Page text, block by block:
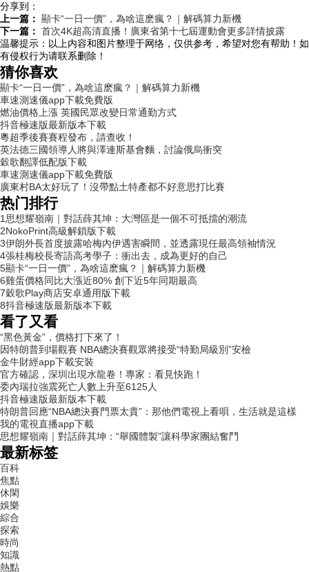
分享到：
上一篇： 顯卡“一日一價”，為啥這麽瘋？｜解碼算力新機
下一篇： 首次4K超高清直播！廣東省第十七屆運動會更多詳情披露
温馨提示： 以上内容和图片整理于网络，仅供参考，希望对您有帮助！如
有侵权行为请联系删除！
猜你喜欢
顯卡“一日一價”，為啥這麽瘋？｜解碼算力新機
車速測速儀app下載免費版
燃油價格上漲 英國民眾改變日常通勤方式
抖音極速版最新版本下載
粵超季後賽賽程發布，請查收！
英法德三國領導人將與澤連斯基會麵，討論俄烏衝突
穀歌翻譯低配版下載
車速測速儀app下載免費版
廣東村BA太好玩了！沒帶點土特產都不好意思打比賽
热门排行
1 思想耀嶺南｜對話薛其坤：大灣區是一個不可抵擋的潮流
2NokoPrint高級解鎖版下載
3伊朗外長首度披露哈梅內伊遇害瞬間，並透露現任最高領袖情況
4張桂梅校長寄語高考學子：衝出去，成為更好的自己
5顯卡“一日一價”，為啥這麽瘋？｜解碼算力新機
6雞蛋價格同比大漲近80% 創下近5年同期最高
7穀歌Play商店安卓通用版下載
8抖音極速版最新版本下載
看了又看
“黑色黃金”，價格打下來了！
因特朗普到場觀賽 NBA總決賽觀眾將接受“特勤局級別”安檢
金牛財經app下載安裝
官方確認，深圳出現水龍卷！專家：看見快跑！
委內瑞拉強震死亡人數上升至6125人
抖音極速版最新版本下載
特朗普回應“NBA總決賽門票太貴”：那他們電視上看唄，生活就是這樣
我的電視直播app下載
思想耀嶺南｜對話薛其坤：“舉國體製”讓科學家團結奮鬥
最新标签
百科
焦點
休閑
娛樂
綜合
探索
時尚
知識
熱點